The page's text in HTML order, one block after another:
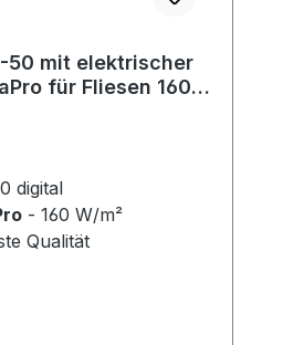
50 mit elektrischer
für Fliesen 160
digital
- 160 W/m²
Qualität